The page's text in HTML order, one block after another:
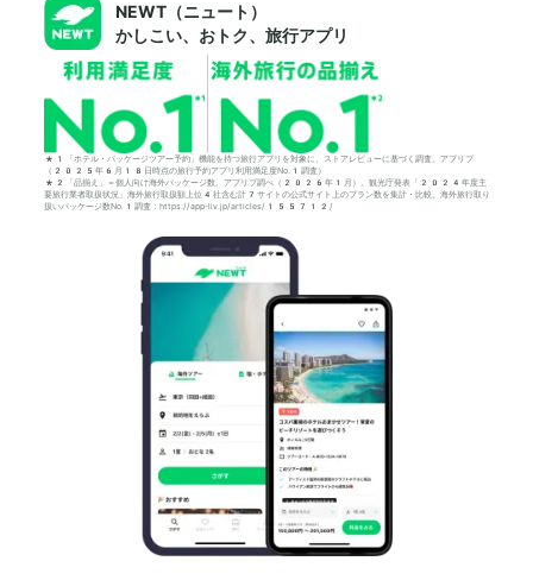
NEWT（ニュート）
かしこい、おトク、旅行アプリ
*1「ホテル・パッケージツアー予約」機能を持つ旅行アプリを対象に、ストアレビューに基づく調査。アプリブ
（2025年6月18日時点の旅行予約アプリ利用満足度No.1調査）
*2「品揃え」＝個人向け海外パッケージ数。アプリブ調べ（2026年1月）。観光庁発表「2024年度主
要旅行業者取扱状況」海外旅行取扱額上位4社含む計7サイトの公式サイト上のプラン数を集計・比較。海外旅行取り
扱いパッケージ数No.1調査：https://app-liv.jp/articles/155712/